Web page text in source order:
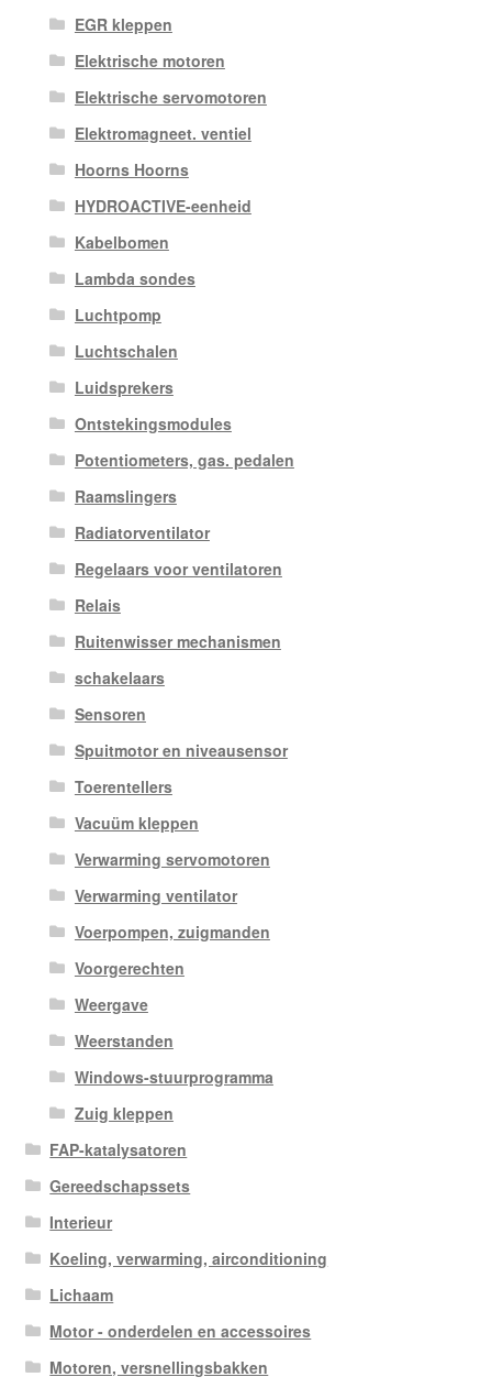
EGR kleppen
Elektrische motoren
Elektrische servomotoren
Elektromagneet. ventiel
Hoorns Hoorns
HYDROACTIVE-eenheid
Kabelbomen
Lambda sondes
Luchtpomp
Luchtschalen
Luidsprekers
Ontstekingsmodules
Potentiometers, gas. pedalen
Raamslingers
Radiatorventilator
Regelaars voor ventilatoren
Relais
Ruitenwisser mechanismen
schakelaars
Sensoren
Spuitmotor en niveausensor
Toerentellers
Vacuüm kleppen
Verwarming servomotoren
Verwarming ventilator
Voerpompen, zuigmanden
Voorgerechten
Weergave
Weerstanden
Windows-stuurprogramma
Zuig kleppen
FAP-katalysatoren
Gereedschapssets
Interieur
Koeling, verwarming, airconditioning
Lichaam
Motor - onderdelen en accessoires
Motoren, versnellingsbakken